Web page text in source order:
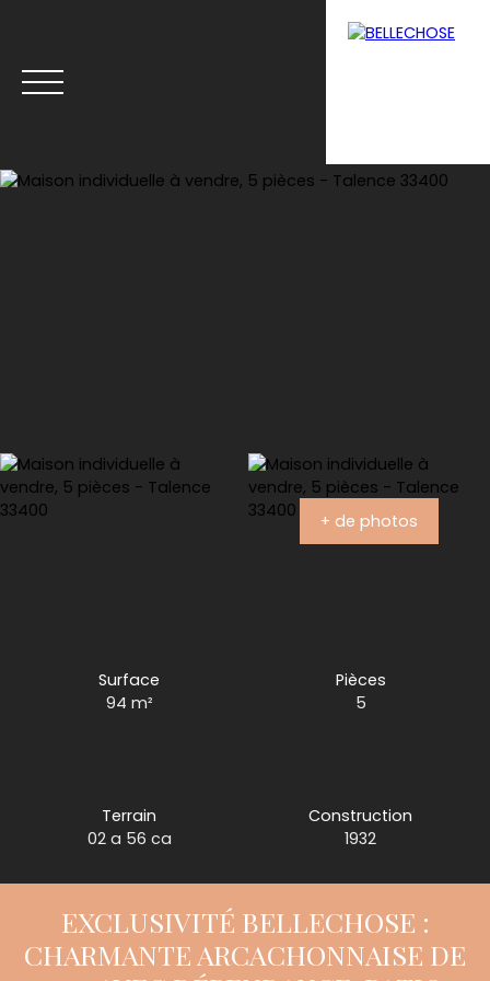
+ de photos
Surface
94 m²
Pièces
5
Terrain
02 a 56 ca
Construction
1932
EXCLUSIVITÉ BELLECHOSE :
CHARMANTE ARCACHONNAISE DE